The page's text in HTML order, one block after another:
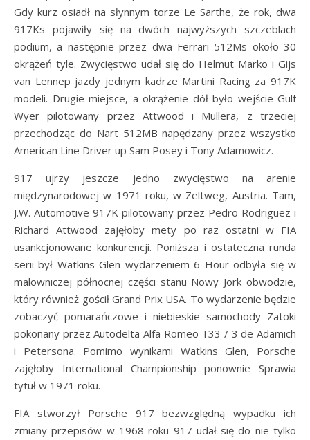
Gdy kurz osiadł na słynnym torze Le Sarthe, że rok, dwa
917Ks pojawiły się na dwóch najwyższych szczeblach
podium, a następnie przez dwa Ferrari 512Ms około 30
okrążeń tyle. Zwycięstwo udał się do Helmut Marko i Gijs
van Lennep jazdy jednym kadrze Martini Racing za 917K
modeli. Drugie miejsce, a okrążenie dół było wejście Gulf
Wyer pilotowany przez Attwood i Mullera, z trzeciej
przechodząc do Nart 512MB napędzany przez wszystko
American Line Driver up Sam Posey i Tony Adamowicz.
917 ujrzy jeszcze jedno zwycięstwo na arenie
międzynarodowej w 1971 roku, w Zeltweg, Austria. Tam,
J.W. Automotive 917K pilotowany przez Pedro Rodriguez i
Richard Attwood zajęłoby mety po raz ostatni w FIA
usankcjonowane konkurencji. Poniższa i ostateczna runda
serii był Watkins Glen wydarzeniem 6 Hour odbyła się w
malowniczej północnej części stanu Nowy Jork obwodzie,
który również gościł Grand Prix USA. To wydarzenie będzie
zobaczyć pomarańczowe i niebieskie samochody Zatoki
pokonany przez Autodelta Alfa Romeo T33 / 3 de Adamich
i Petersona. Pomimo wynikami Watkins Glen, Porsche
zajęłoby International Championship ponownie Sprawia
tytuł w 1971 roku.
FIA stworzył Porsche 917 bezwzględną wypadku ich
zmiany przepisów w 1968 roku 917 udał się do nie tylko